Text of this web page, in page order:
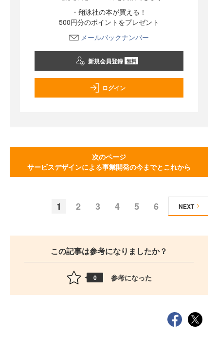
・翔泳社の本が買える！
500円分のポイントをプレゼント
メールバックナンバー
新規会員登録 無料
ログイン
次のページ
サービスデザインによる事業開発の今までとこれから
1 2 3 4 5 6 NEXT
この記事は参考になりましたか？
0 参考になった